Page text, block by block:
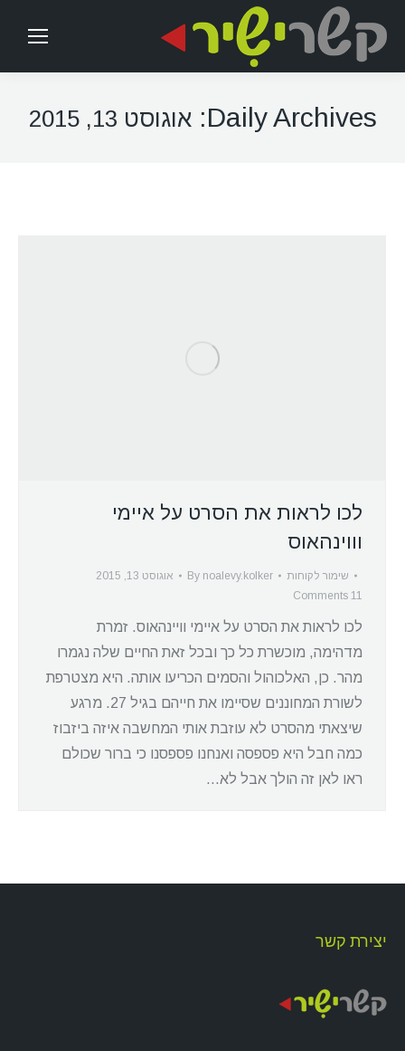
Daily Archives: אוגוסט 13, 2015
לכו לראות את הסרט על איימי
וווינהאוס
שימור לקוחות By noalevy.kolker
אוגוסט 13, 2015
11 Comments
לכו לראות את הסרט על איימי וויינהאוס. זמרת
מדהימה, מוכשרת כל כך ובכל זאת החיים שלה נגמרו
מהר. כן, האלכוהול והסמים הכריעו אותה. היא מצטרפת
לשורת המחוננים שסיימו את חייהם בגיל 27. מרגע
שיצאתי מהסרט לא עוזבת אותי המחשבה איזה ביזבוז
כמה חבל היא פספסה ואנחנו פספסנו כי ברור שכולם
ראו לאן זה הולך אבל לא…
יצירת קשר